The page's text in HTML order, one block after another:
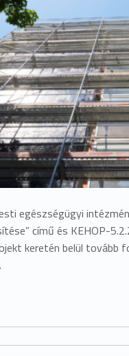
egészségügyi
című és KEHOP-
keretén belül tovább